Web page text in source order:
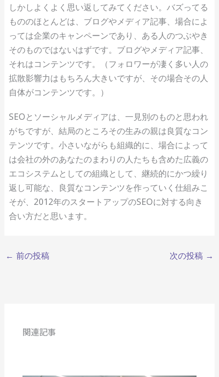
しかしよくよく思い返してみてください。バズってる
もののほとんどは、ブログやメディア記事、場合によ
っては企業のキャンペーンであり、ある人のつぶやき
そのものではないはずです。ブログやメディア記事、
それはコンテンツです。（フォロワーが凄く多い人の
拡散影響力はもちろん大きいですが、その場合その人
自体がコンテンツです。）
SEOとソーシャルメディアは、一見別のものと思われ
がちですが、結局のところその生みの親は良質なコン
テンツです。小さいながらも組織的に、場合によって
は会社の外のあなたのまわりの人たちも含めた広義の
エコシステムとしての組織として、継続的にかつ繰り
返し可能な、良質なコンテンツを作っていく仕組みこ
そが、2012年のスタートアップのSEOに対する向き
合い方だと思います。
← 前の投稿 次の投稿 →
関連記事